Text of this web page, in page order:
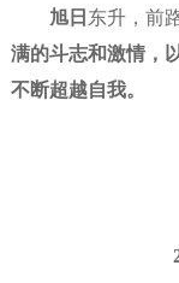
旭日 东升，前
满的斗志和激情，
不断超越自我。